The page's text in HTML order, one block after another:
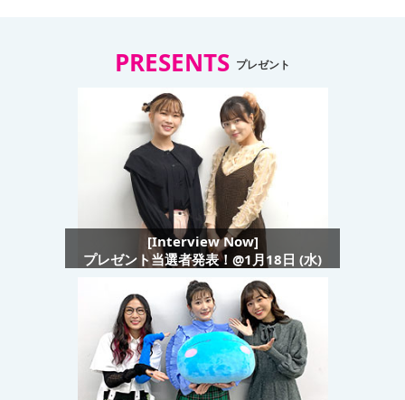
PRESENTS プレゼント
[Interview Now]
プレゼント当選者発表！@1月18日 (水)